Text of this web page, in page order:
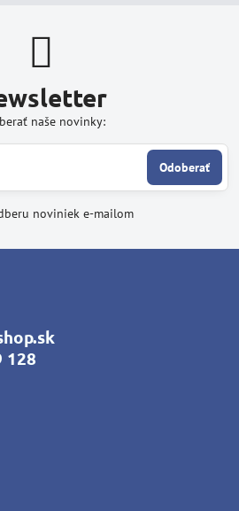
naše novinky:
Odoberať
noviniek e-mailom
128